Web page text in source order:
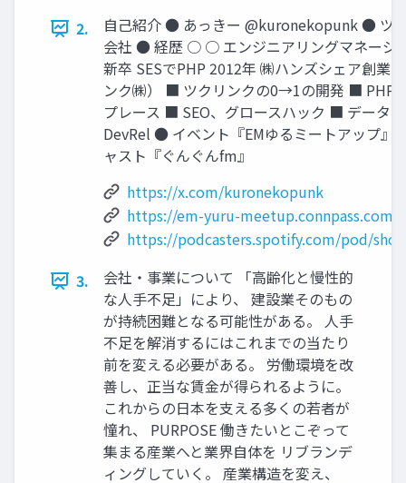
2.
⾃⼰紹介 ● あっきー @kuronekopunk ● ツ
会社 ● 経歴 ○ ○ エンジニアリングマネージ
新卒 SESでPHP 2012年 ㈱ハンズシェア創業
ンク㈱） ■ ツクリンクの0→1の開発 ■
プレース ■ SEO、グロースハック ■ データ
DevRel ● イベント『EMゆるミートアップ』
ャスト『ぐんぐんfm』
https://x.com/kuronekopunk
https://em-yuru-meetup.connpass.com/
https://podcasters.spotify.com/pod/
3.
会社‧事業について 「⾼齢化と慢性的
な⼈⼿不⾜」により、 建設業そのもの
が持続困難となる可能性がある。 ⼈⼿
不⾜を解消するにはこれまでの当たり
前を変える必要がある。 労働環境を改
善し、正当な賃⾦が得られるように。
これからの⽇本を⽀える多くの若者が
憧れ、 PURPOSE 働きたいとこぞって
集まる産業へと業界⾃体を リブランデ
ィングしていく。 産業構造を変え、